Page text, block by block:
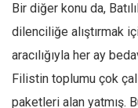
Bir diğer konu da,
dilenciliğe alıştırmak
aracılığıyla her ay
Filistin toplumu çok
paketleri alan yatmış.